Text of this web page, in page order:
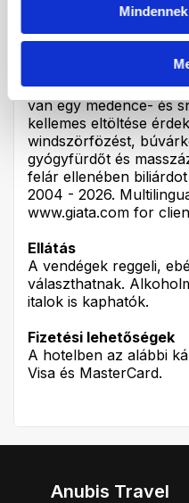
Sport és szabadidő
gyermekmedencét
terasz, napernyők, és
van egy medence- és
kellemes eltöltése
windszörfözést,
gyógyfürdőt és
felár ellenében
2004 - 2026.
www.giata.com for
Ellátás
A vendégek reggeli,
választhatnak.
italok is kaphatók.
Fizetési lehetőségek
A hotelben az alábbi
Visa és MasterCard.
Anubis Travel